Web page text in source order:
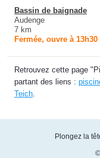
Bassin de baignade
Audenge
7 km
Fermée, ouvre à 13h30
Retrouvez cette page
partant des liens :
Teich
Plongez la